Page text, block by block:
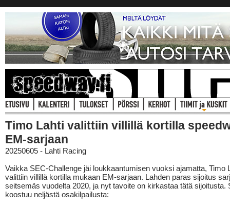
Timo Lahti valittiin villillä kortilla
EM-sarjaan
20250605 - Lahti Racing
Vaikka SEC-Challenge jäi loukkaantumisen vuoksi ajamatta, Timo
valittiin villillä kortilla mukaan EM-sarjaan. Lahden paras sijoitus
seitsemäs vuodelta 2020, ja nyt tavoite on kirkastaa tätä sijoitusta.
koostuu neljästä osakilpailusta: